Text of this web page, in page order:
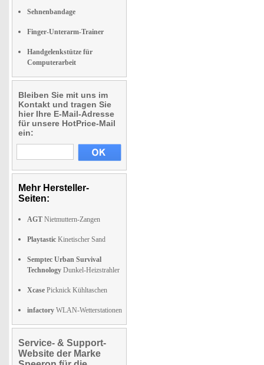
Sehnenbandage
Finger-Unterarm-Trainer
Handgelenkstütze für
Computerarbeit
Bleiben Sie mit uns im
Kontakt und tragen Sie
hier Ihre E-Mail-Adresse
für unsere HotPrice-Mail
ein:
Mehr Hersteller-
Seiten:
AGT Nietmuttern-Zangen
Playtastic Kinetischer Sand
Semptec Urban Survival
Technology Dunkel-Heizstrahler
Xcase Picknick Kühltaschen
infactory WLAN-Wetterstationen
Service- & Support-
Website der Marke